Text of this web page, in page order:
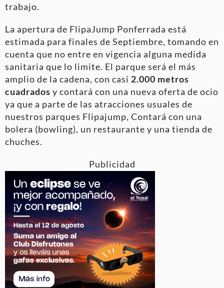
trabajo.
La apertura de FlipaJump Ponferrada está
estimada para finales de Septiembre, tomando en
cuenta que no entre en vigencia alguna medida
sanitaria que lo limite. El parque será el más
amplio de la cadena, con casi 2.000 metros
cuadrados y contará con una nueva oferta de ocio
ya que a parte de las atracciones usuales de
nuestros parques Flipajump, Contará con una
bolera (bowling), un restaurante y una tienda de
chuches.
Publicidad